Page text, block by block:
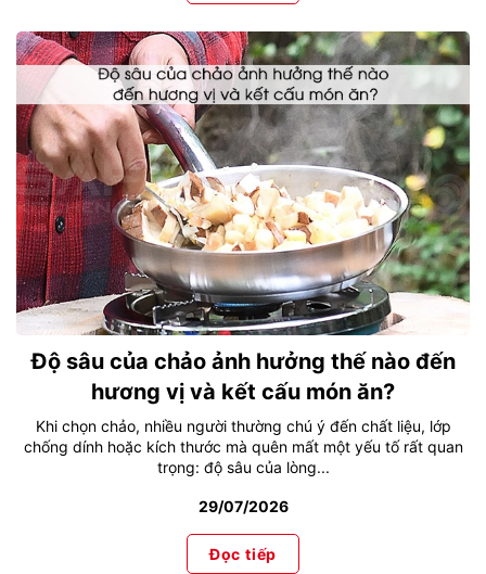
Độ sâu của chảo ảnh hưởng thế nào đến
hương vị và kết cấu món ăn?
Khi chọn chảo, nhiều người thường chú ý đến chất liệu, lớp
chống dính hoặc kích thước mà quên mất một yếu tố rất quan
trọng: độ sâu của lòng...
29/07/2026
Đọc tiếp